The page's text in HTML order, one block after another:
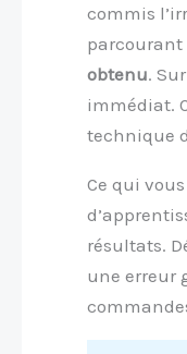
commis
parcourant
obtenu.
immédiat.
technique
Ce qui
résultats.
une erreur